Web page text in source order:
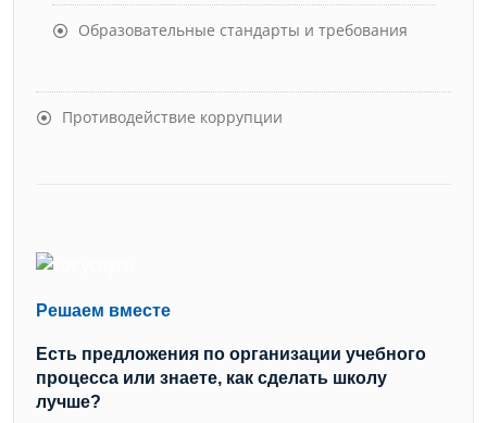
Образовательные стандарты и требования
Противодействие коррупции
Решаем вместе
Есть предложения по организации учебного
процесса или знаете, как сделать школу
лучше?